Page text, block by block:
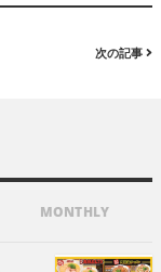
次の記事
MONTHLY